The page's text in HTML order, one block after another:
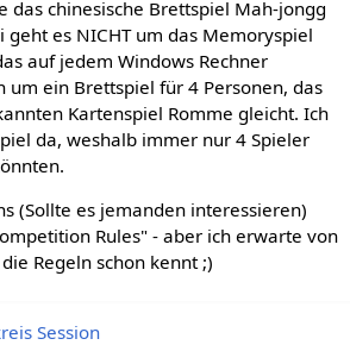
das chinesische Brettspiel Mah-jongg
es NICHT um das Memoryspiel
auf jedem Windows Rechner
um ein Brettspiel für 4 Personen, das
Kartenspiel Romme gleicht. Ich
da, weshalb immer nur 4 Spieler
(Sollte es jemanden interessieren)
Rules" - aber ich erwarte von
Regeln schon kennt ;)
Session